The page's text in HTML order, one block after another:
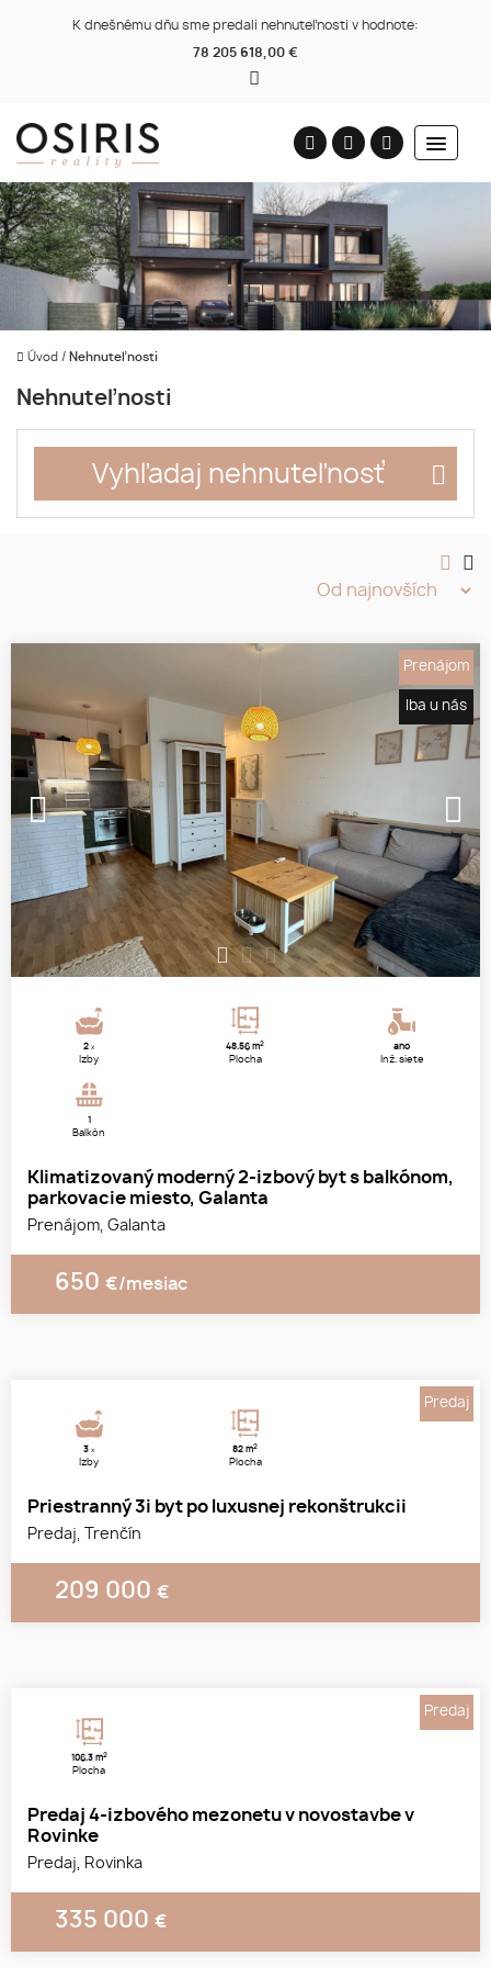
K dnešnému dňu sme predali nehnuteľnosti v hodnote:
78 205 618,00 €
Úvod / Nehnuteľnosti
Nehnuteľnosti
Vyhľadaj nehnuteľnosť
1 2 3
2x
Izby
48.56 m2
Plocha
áno
Inž. siete
1
Balkón
Klimatizovaný moderný 2-izbový byt s balkónom,
parkovacie miesto, Galanta
Prenájom, Galanta
650 €/mesiac
Prenájom
Iba u nás
3x
Izby
82 m2
Plocha
Priestranný 3i byt po luxusnej rekonštrukcii
Predaj, Trenčín
209 000 €
Predaj
106.3 m2
Plocha
Predaj 4-izbového mezonetu v novostavbe v
Rovinke
Predaj, Rovinka
335 000 €
Predaj